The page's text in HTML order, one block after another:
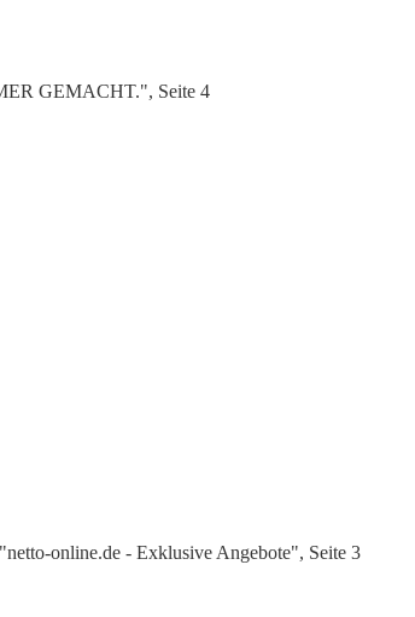
GEMACHT.", Seite 4
online.de - Exklusive Angebote", Seite 3